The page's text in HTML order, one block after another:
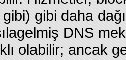
gibi daha
DNS
olabilir; ancak